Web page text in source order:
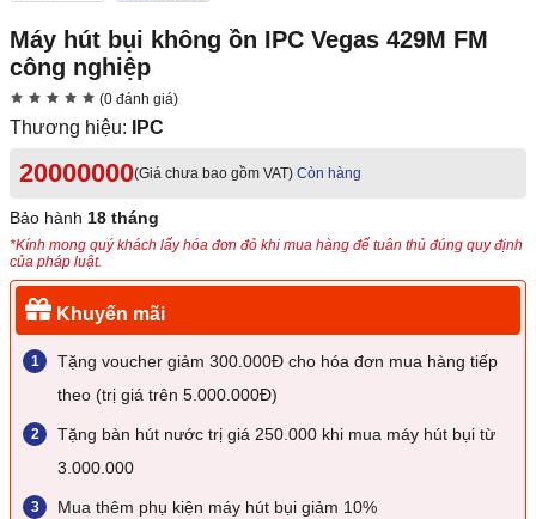
Máy hút bụi không ồn IPC Vegas 429M FM
công nghiệp
(0 đánh giá)
Thương hiệu: IPC
20000000(Giá chưa bao gồm VAT) Còn hàng
Bảo hành 18 tháng
*Kính mong quý khách lấy hóa đơn đỏ khi mua hàng để tuân thủ đúng quy định
của pháp luật.
Khuyến mãi
Tặng voucher giảm 300.000Đ cho hóa đơn mua hàng tiếp
theo (trị giá trên 5.000.000Đ)
Tặng bàn hút nước trị giá 250.000 khi mua máy hút bụi từ
3.000.000
Mua thêm phụ kiện máy hút bụi giảm 10%